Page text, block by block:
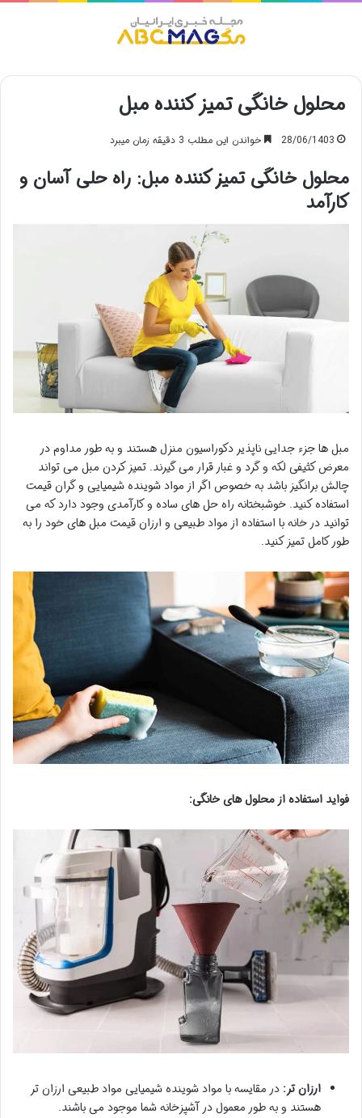
محلول خانگی تمیز کننده مبل
28/06/1403 خواندن این مطلب 3 دقیقه زمان میبرد
محلول خانگی تمیز کننده مبل: راه حلی آسان و
کارآمد
مبل ها جزء جدایی ناپذیر دکوراسیون منزل هستند و به طور مداوم در
معرض کثیفی لکه و گرد و غبار قرار می گیرند. تمیز کردن مبل می تواند
چالش برانگیز باشد به خصوص اگر از مواد شوینده شیمیایی و گران قیمت
استفاده کنید. خوشبختانه راه حل های ساده و کارآمدی وجود دارد که می
توانید در خانه با استفاده از مواد طبیعی و ارزان قیمت مبل های خود را به
طور کامل تمیز کنید.
فواید استفاده از محلول های خانگی:
ارزان تر: در مقایسه با مواد شوینده شیمیایی مواد طبیعی ارزان تر
هستند و به طور معمول در آشپزخانه شما موجود می باشند.